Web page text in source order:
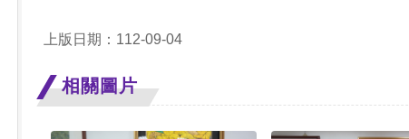
上版日期：112-09-04
相關圖片